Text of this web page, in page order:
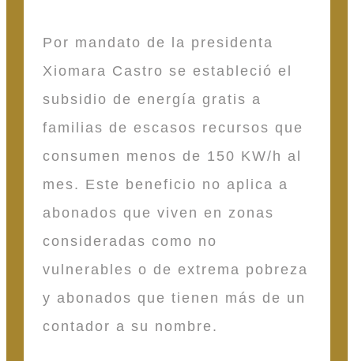
Por mandato de la presidenta
Xiomara Castro se estableció el
subsidio de energía gratis a
familias de escasos recursos que
consumen menos de 150 KW/h al
mes. Este beneficio no aplica a
abonados que viven en zonas
consideradas como no
vulnerables o de extrema pobreza
y abonados que tienen más de un
contador a su nombre.